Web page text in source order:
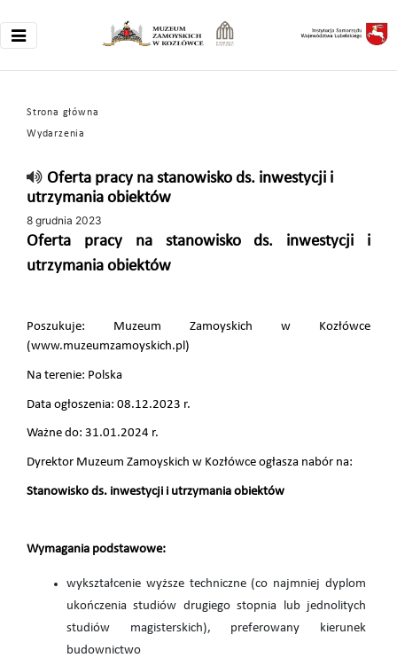
Strona główna
Wydarzenia
Oferta pracy na stanowisko ds. inwestycji i
utrzymania obiektów
8 grudnia 2023
Oferta pracy na stanowisko ds. inwestycji i
utrzymania obiektów
Poszukuje: Muzeum Zamoyskich w Kozłówce
(www.muzeumzamoyskich.pl)
Na terenie: Polska
Data ogłoszenia: 08.12.2023 r.
Ważne do: 31.01.2024 r.
Dyrektor Muzeum Zamoyskich w Kozłówce ogłasza nabór na:
Stanowisko ds. inwestycji i utrzymania obiektów
Wymagania podstawowe:
wykształcenie wyższe techniczne (co najmniej dyplom
ukończenia studiów drugiego stopnia lub jednolitych
studiów magisterskich), preferowany kierunek
budownictwo